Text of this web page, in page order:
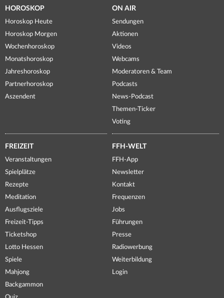
HOROSKOP
Horoskop Heute
Horoskop Morgen
Wochenhoroskop
Monatshoroskop
Jahreshoroskop
Partnerhoroskop
Aszendent
ON AIR
Sendungen
Aktionen
Videos
Webcams
Moderatoren & Team
Podcasts
News-Podcast
Themen-Ticker
Voting
FREIZEIT
Veranstaltungen
Spielplätze
Rezepte
Meditation
Ausflugsziele
Freizeit-Tipps
Ticketshop
Lotto Hessen
Spiele
Mahjong
Backgammon
FFH-WELT
FFH-App
Newsletter
Kontakt
Frequenzen
Jobs
Führungen
Presse
Radiowerbung
Weiterbildung
Login